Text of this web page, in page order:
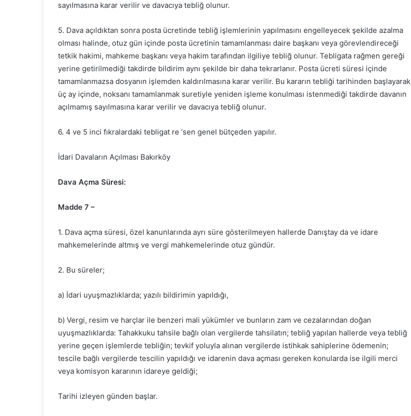
sayılmasına karar verilir ve davacıya tebliğ olunur.
5. Dava açıldıktan sonra posta ücretinde tebliğ işlemlerinin yapılmasını engelleyecek şekilde azalma
olması halinde, otuz gün içinde posta ücretinin tamamlanması daire başkanı veya görevlendireceği
tetkik hakimi, mahkeme başkanı veya hakim tarafından ilgiliye tebliğ olunur. Tebligata rağmen gereği
yerine getirilmediği takdirde bildirim aynı şekilde bir daha tekrarlanır. Posta ücreti süresi içinde
tamamlanmazsa dosyanın işlemden kaldırılmasına karar verilir. Bu kararın tebliği tarihinden başlayarak
üç ay içinde, noksanı tamamlanmak suretiyle yeniden işleme konulması istenmediği takdirde davanın
açılmamış sayılmasına karar verilir ve davacıya tebliğ olunur.
6. 4 ve 5 inci fıkralardaki tebligat re ‘sen genel bütçeden yapılır.
İdari Davaların Açılması Bakırköy
Dava Açma Süresi:
Madde 7 –
1. Dava açma süresi, özel kanunlarında ayrı süre gösterilmeyen hallerde Danıştay da ve idare
mahkemelerinde altmış ve vergi mahkemelerinde otuz gündür.
2. Bu süreler;
a) İdari uyuşmazlıklarda; yazılı bildirimin yapıldığı,
b) Vergi, resim ve harçlar ile benzeri mali yükümler ve bunların zam ve cezalarından doğan
uyuşmazlıklarda: Tahakkuku tahsile bağlı olan vergilerde tahsilatın; tebliğ yapılan hallerde veya tebliğ
yerine geçen işlemlerde tebliğin; tevkif yoluyla alınan vergilerde istihkak sahiplerine ödemenin;
tescile bağlı vergilerde tescilin yapıldığı ve idarenin dava açması gereken konularda ise ilgili merci
veya komisyon kararının idareye geldiği;
Tarihi izleyen günden başlar.